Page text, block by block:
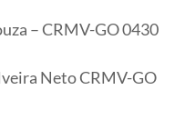
– CRMV-GO 0430
Neto CRMV-GO